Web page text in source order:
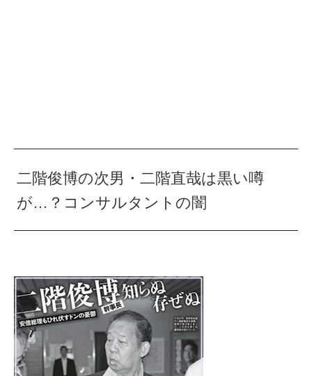
二階俊博の次男・二階直哉は黒い噂
が…？コンサルタントの闇